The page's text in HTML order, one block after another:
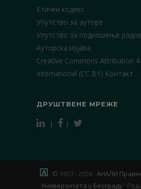
Етички кодекс
Упутство за ауторе
Упутство за подношење
Ауторска изјава
Creative Commons Attribution
International (CC BY) Контакт
ДРУШТВЕНЕ МРЕЖЕ
| |
© 1953 - 2026 · АНАЛИ
Универзитета у Београду ·